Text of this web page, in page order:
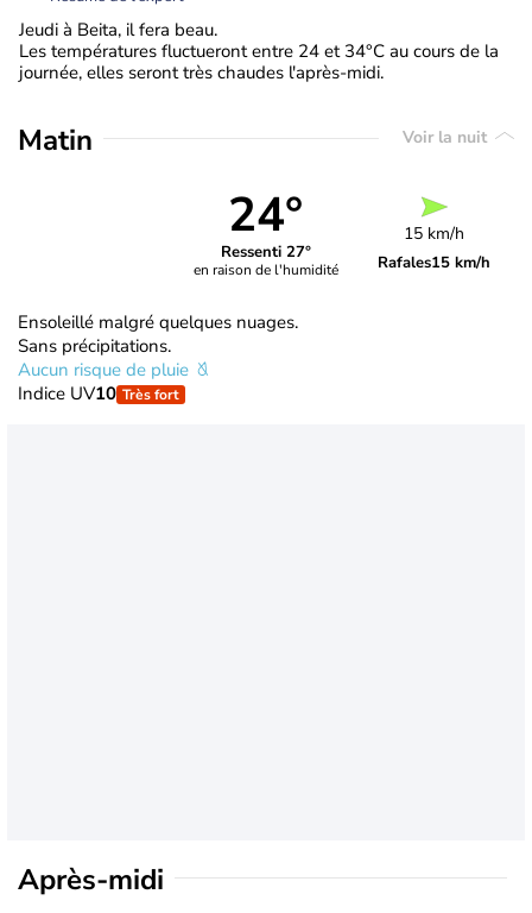
Jeudi à Beita, il fera beau.
Les températures fluctueront entre 24 et 34°C au cours de la
journée, elles seront très chaudes l'après-midi.
Matin Voir la nuit
24°
Ressenti 27°
en raison de l'humidité
15 km/h
Rafales15 km/h
Ensoleillé malgré quelques nuages.
Sans précipitations.
Aucun risque de pluie
Indice UV10 Très fort
Après-midi